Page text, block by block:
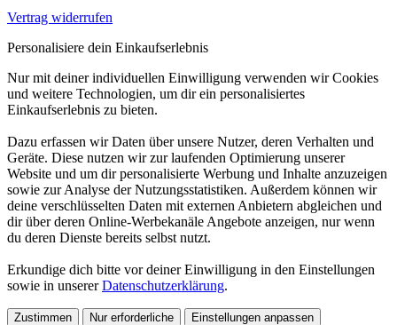
Vertrag widerrufen
Personalisiere dein Einkaufserlebnis
Nur mit deiner individuellen Einwilligung verwenden wir Cookies
und weitere Technologien, um dir ein personalisiertes
Einkaufserlebnis zu bieten.
Dazu erfassen wir Daten über unsere Nutzer, deren Verhalten und
Geräte. Diese nutzen wir zur laufenden Optimierung unserer
Website und um dir personalisierte Werbung und Inhalte anzuzeigen
sowie zur Analyse der Nutzungsstatistiken. Außerdem können wir
deine verschlüsselten Daten mit externen Anbietern abgleichen und
dir über deren Online-Werbekanäle Angebote anzeigen, nur wenn
du deren Dienste bereits selbst nutzt.
Erkundige dich bitte vor deiner Einwilligung in den Einstellungen
sowie in unsererDatenschutzerklärung.
Zustimmen Nur erforderliche Einstellungen anpassen